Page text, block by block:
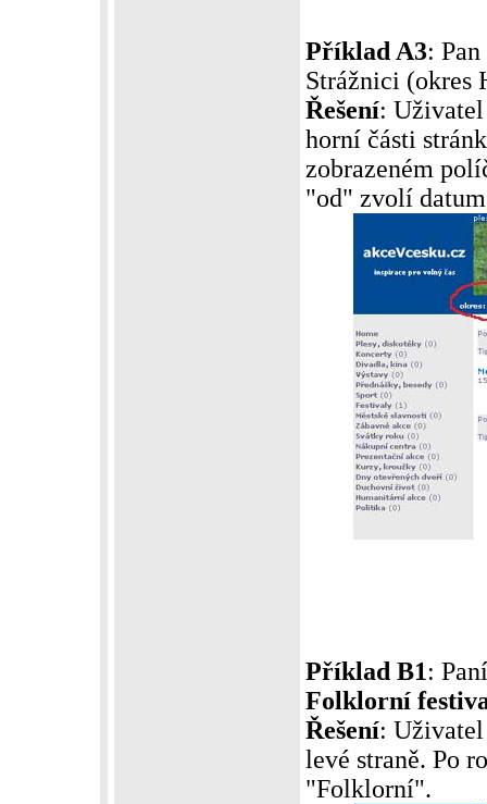
Příklad A3:
Strážnici (okres
Řešení:
horní části
zobrazeném
"od" zvolí
Příklad B1:
Folklorní
Řešení:
levé straně. Po
"Folklorní".